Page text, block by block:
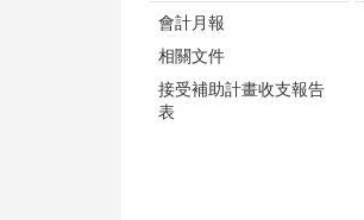
會計月報
相關文件
接受補助計畫收支報告
表